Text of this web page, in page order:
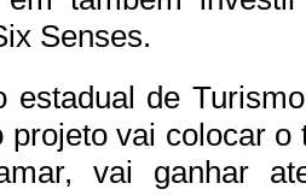
Senses.
estadual de
projeto vai colocar
vai ganhar